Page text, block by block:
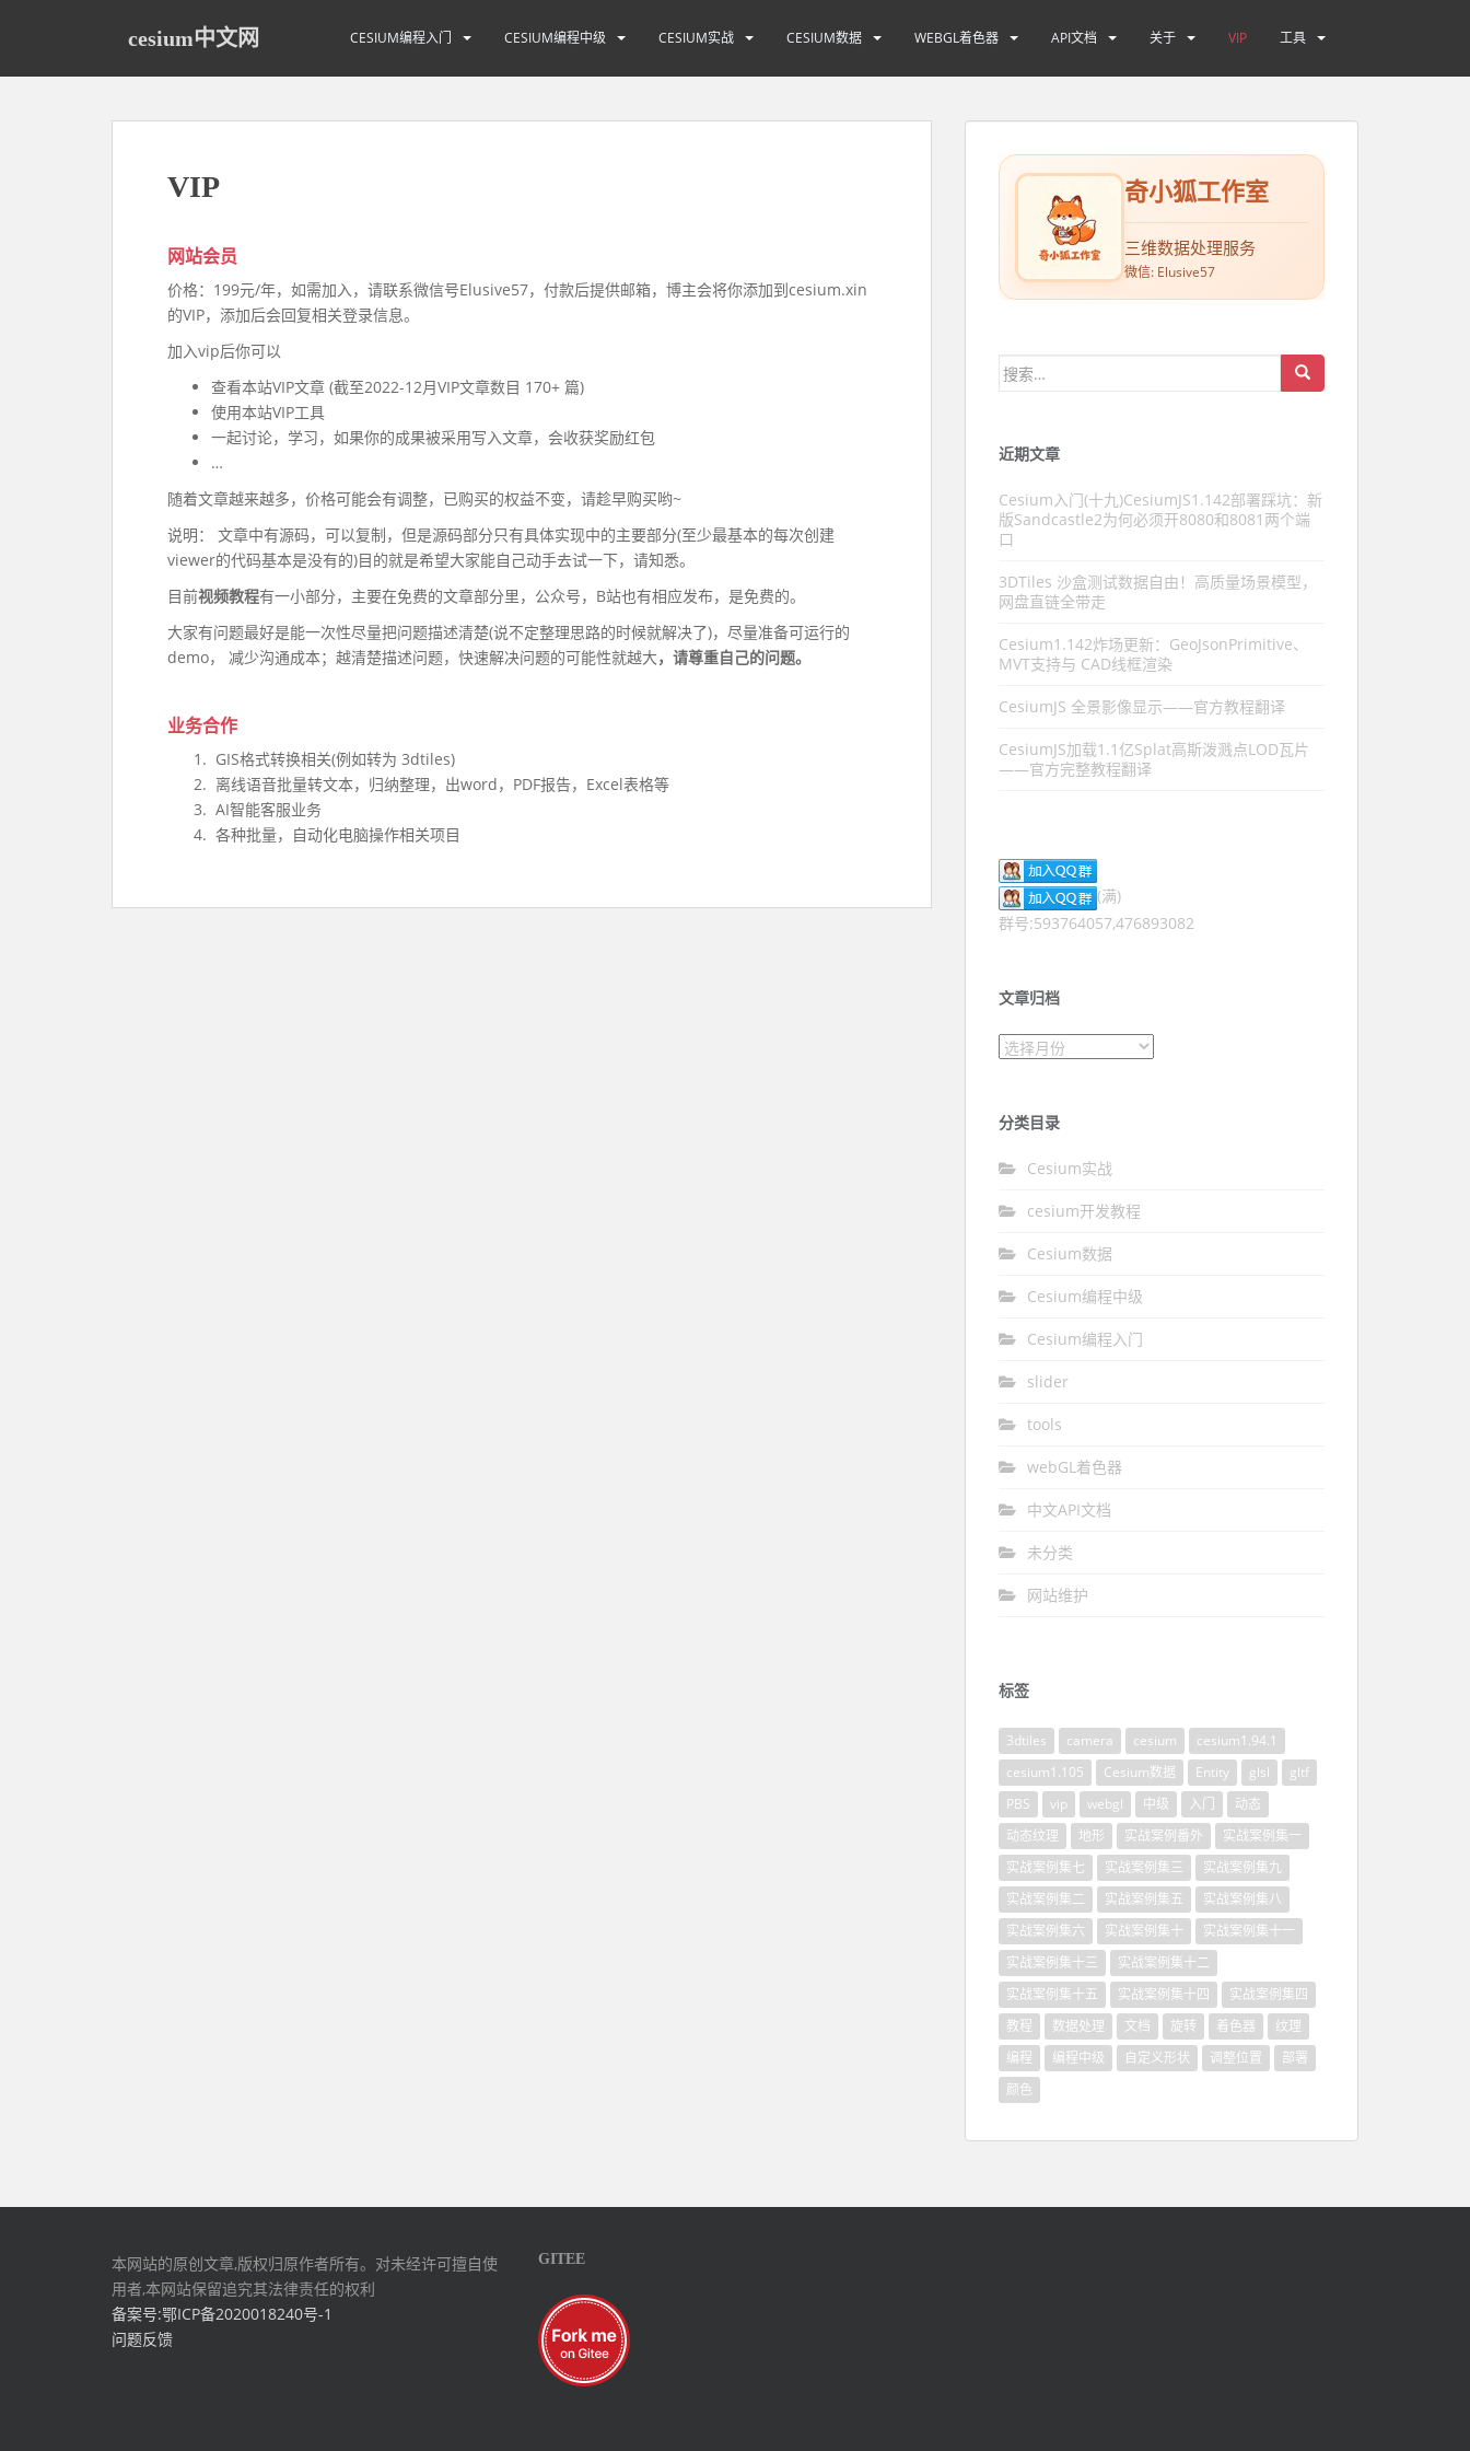
cesium中文网 CESIUM编程入门 CESIUM编程中级 CESIUM实战 CESIUM数据 WEBGL着色器 API文档 关于 VIP 工具
VIP
网站会员
价格：199元/年，如需加入，请联系微信号Elusive57，付款后提供邮箱，博主会将你添加到cesium.xin
的VIP，添加后会回复相关登录信息。
加入vip后你可以
查看本站VIP文章 (截至2022-12月VIP文章数目 170+ 篇)
使用本站VIP工具
一起讨论，学习，如果你的成果被采用写入文章，会收获奖励红包
…
随着文章越来越多，价格可能会有调整，已购买的权益不变，请趁早购买哟~
说明： 文章中有源码，可以复制，但是源码部分只有具体实现中的主要部分(至少最基本的每次创建
viewer的代码基本是没有的)目的就是希望大家能自己动手去试一下，请知悉。
目前视频教程有一小部分，主要在免费的文章部分里，公众号，B站也有相应发布，是免费的。
大家有问题最好是能一次性尽量把问题描述清楚(说不定整理思路的时候就解决了)，尽量准备可运行的
demo， 减少沟通成本；越清楚描述问题，快速解决问题的可能性就越大，请尊重自己的问题。
业务合作
GIS格式转换相关(例如转为 3dtiles)
离线语音批量转文本，归纳整理，出word，PDF报告，Excel表格等
AI智能客服业务
各种批量，自动化电脑操作相关项目
奇小狐工作室
三维数据处理服务
微信: Elusive57
搜索：
近期文章
Cesium入门(十九)CesiumJS1.142部署踩坑：新
版Sandcastle2为何必须开8080和8081两个端
口
3DTiles 沙盒测试数据自由！高质量场景模型，
网盘直链全带走
Cesium1.142炸场更新：GeoJsonPrimitive、
MVT支持与 CAD线框渲染
CesiumJS 全景影像显示——官方教程翻译
CesiumJS加载1.1亿Splat高斯泼溅点LOD瓦片
——官方完整教程翻译
(满)
群号:593764057,476893082
文章归档
文章归档
分类目录
Cesium实战
cesium开发教程
Cesium数据
Cesium编程中级
Cesium编程入门
slider
tools
webGL着色器
中文API文档
未分类
网站维护
标签
3dtiles camera cesium
cesium1.94.1
cesium1.105
Cesium数据 Entity glsl
gltf
PBS
vip webgl 中级 入门
动态
动态纹理
地形 实战案例番外
实战案例集一
实战案例集七
实战案例集三
实战案例集九
实战案例集二
实战案例集五
实战案例集八
实战案例集六
实战案例集十
实战案例集十一
实战案例集十三
实战案例集十二
实战案例集十五
实战案例集十四
实战案例集四
教程
数据处理 文档 旋转 着色器
纹理
编程
编程中级 自定义形状 调整位置
部署
颜色
本网站的原创文章,版权归原作者所有。对未经许可擅自使
用者,本网站保留追究其法律责任的权利
备案号:鄂ICP备2020018240号-1
问题反馈
GITEE